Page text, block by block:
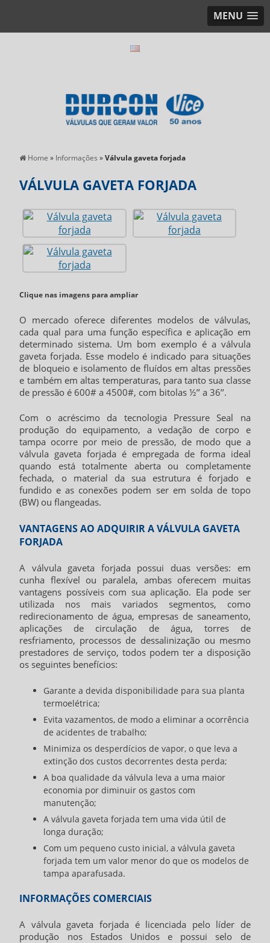
MENU
Home » Informações»Válvula gaveta forjada
VÁLVULA GAVETA FORJADA
Clique nas imagens para ampliar
O mercado oferece diferentes modelos de válvulas,
cada qual para uma função específica e aplicação em
determinado sistema. Um bom exemplo é a válvula
gaveta forjada. Esse modelo é indicado para situações
de bloqueio e isolamento de fluídos em altas pressões
e também em altas temperaturas, para tanto sua classe
de pressão é 600# a 4500#, com bitolas ½’’ a 36’’.
Com o acréscimo da tecnologia Pressure Seal na
produção do equipamento, a vedação de corpo e
tampa ocorre por meio de pressão, de modo que a
válvula gaveta forjada é empregada de forma ideal
quando está totalmente aberta ou completamente
fechada, o material da sua estrutura é forjado e
fundido e as conexões podem ser em solda de topo
(BW) ou flangeadas.
VANTAGENS AO ADQUIRIR A VÁLVULA GAVETA
FORJADA
A válvula gaveta forjada possui duas versões: em
cunha flexível ou paralela, ambas oferecem muitas
vantagens possíveis com sua aplicação. Ela pode ser
utilizada nos mais variados segmentos, como
redirecionamento de água, empresas de saneamento,
aplicações de circulação de água, torres de
resfriamento, processos de dessalinização ou mesmo
prestadores de serviço, todos podem ter a disposição
os seguintes benefícios:
Garante a devida disponibilidade para sua planta
termoelétrica;
Evita vazamentos, de modo a eliminar a ocorrência
de acidentes de trabalho;
Minimiza os desperdícios de vapor, o que leva a
extinção dos custos decorrentes desta perda;
A boa qualidade da válvula leva a uma maior
economia por diminuir os gastos com
manutenção;
Aválvula gaveta forjada tem uma vida útil de
longa duração;
Com um pequeno custo inicial, aválvula gaveta
forjada tem um valor menor do que os modelos de
tampa aparafusada.
INFORMAÇÕES COMERCIAIS
A válvula gaveta forjada é licenciada pelo líder de
produção nos Estados Unidos e possui selo de